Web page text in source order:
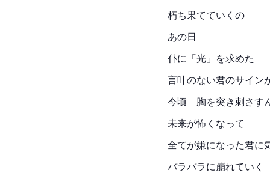
朽ち果てていくの
あの日
仆に「光」を求めた
言叶のない君のサイン
今顷　胸を突き刺さす
未来が怖くなって
全てが嫌になった君に
バラバラに崩れていく